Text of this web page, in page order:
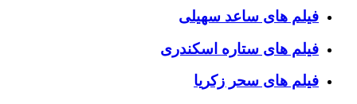
فیلم های ساعد سهیلی
فیلم های ستاره اسکندری
فیلم های سحر زکریا